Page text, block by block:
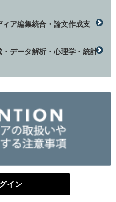
ア編集統合・論文作成支
データ解析・心理学・統計
イン